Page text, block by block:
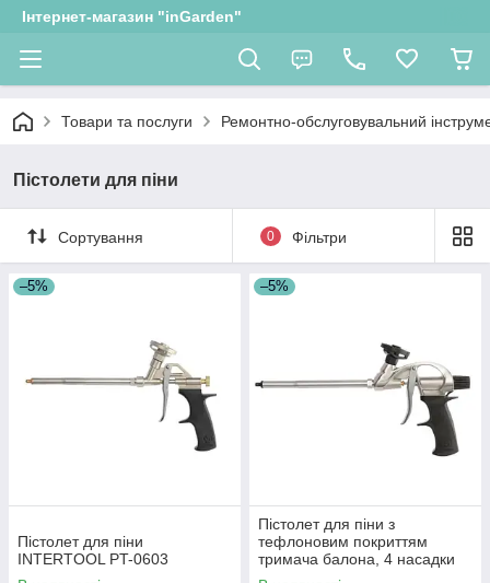
Інтернет-магазин "inGarden"
Товари та послуги Ремонтно-обслуговувальний
Пістолети для піни
Сортування 0 Фільтри
–5%
Пістолет для піни
INTERTOOL PT-0603
–5%
Пістолет для піни з
тефлоновим покриттям
тримача балона, 4 насадки
INTERTOOL PT-0604